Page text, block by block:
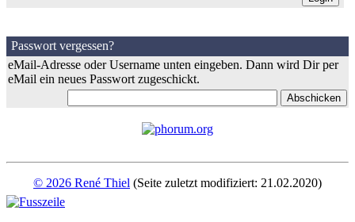
Passwort vergessen?
eMail-Adresse oder Username unten eingeben. Dann wird Dir per
eMail ein neues Passwort zugeschickt.
© 2026 René Thiel (Seite zuletzt modifiziert: 21.02.2020)